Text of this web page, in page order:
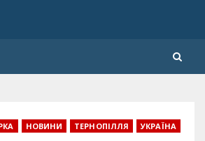
НОВИНИ ТЕРНОПІЛЛЯ УКРАЇНА